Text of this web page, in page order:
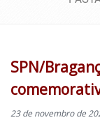
SPN/
23 de novembro de